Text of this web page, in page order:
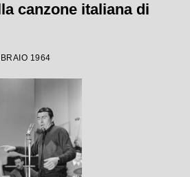
canzone italiana di
1964